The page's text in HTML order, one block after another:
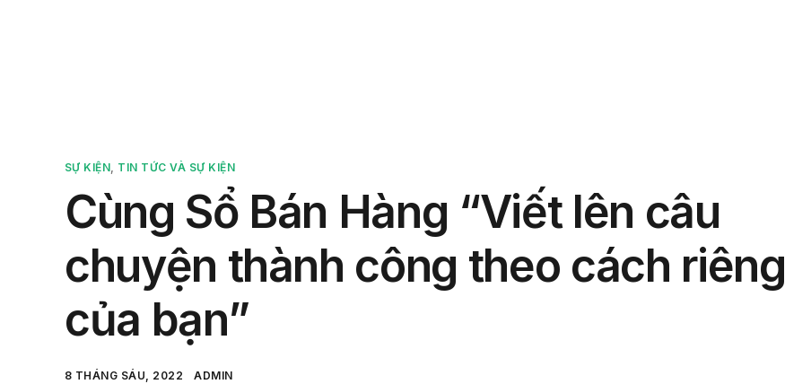
SỰ KIỆN, TIN TỨC VÀ SỰ KIỆN
Cùng Sổ Bán Hàng “Viết lên câu
chuyện thành công theo cách riêng
của bạn”
8 THÁNG SÁU, 2022 ADMIN